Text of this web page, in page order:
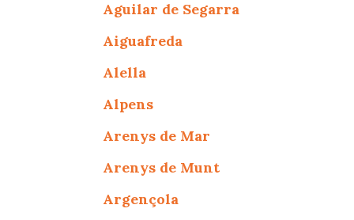
Aguilar de Segarra
Aiguafreda
Alella
Alpens
Arenys de Mar
Arenys de Munt
Argençola